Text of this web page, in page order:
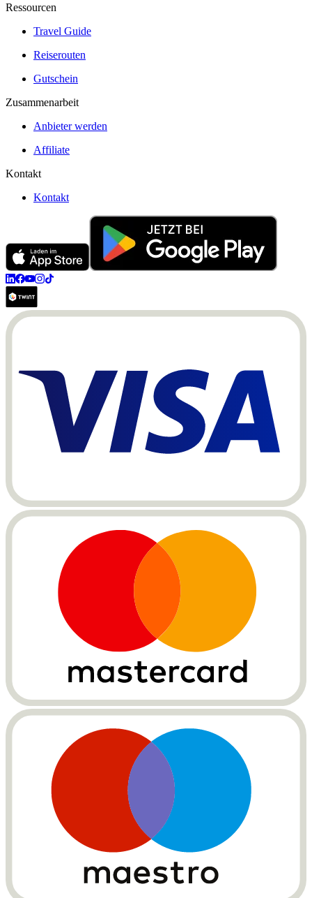
Ressourcen
Travel Guide
Reiserouten
Gutschein
Zusammenarbeit
Anbieter werden
Affiliate
Kontakt
Kontakt